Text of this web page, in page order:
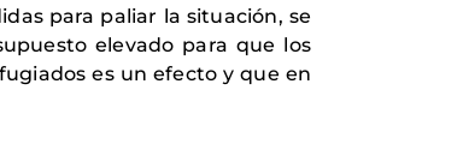
para paliar la situación, se
elevado para que los
es un efecto y que en